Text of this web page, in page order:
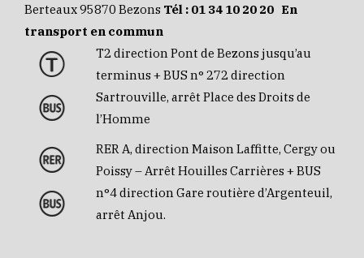
Berteaux 95870 Bezons Tél : 01 34 10 20 20 En
transport en commun
T2 direction Pont de Bezons jusqu’au
terminus + BUS n° 272 direction
Sartrouville, arrêt Place des Droits de
l’Homme
RER A, direction Maison Laffitte, Cergy ou
Poissy – Arrêt Houilles Carrières + BUS
n°4 direction Gare routière d’Argenteuil,
arrêt Anjou.